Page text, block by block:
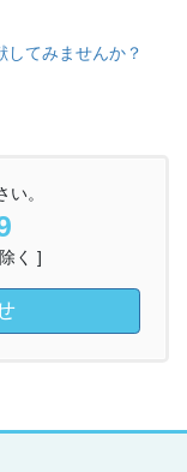
してみませんか？
。
く ]